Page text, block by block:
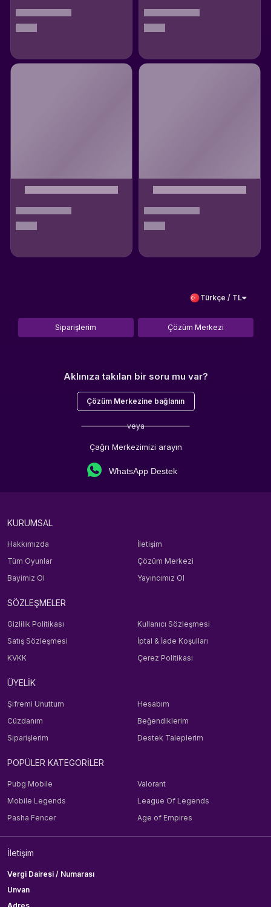
Türkçe / TL
Siparişlerim Çözüm Merkezi
Aklınıza takılan bir soru mu var?
Çözüm Merkezine bağlanın
veya
Çağrı Merkezimizi arayın
WhatsApp Destek
KURUMSAL
Hakkımızda
İletişim
Tüm Oyunlar
Çözüm Merkezi
Bayimiz Ol
Yayıncımız Ol
SÖZLEŞMELER
Gizlilik Politikası
Kullanıcı Sözleşmesi
Satış Sözleşmesi
İptal & İade Koşulları
KVKK
Çerez Politikası
ÜYELİK
Şifremi Unuttum
Hesabım
Cüzdanım
Beğendiklerim
Siparişlerim
Destek Taleplerim
POPÜLER KATEGORİLER
Pubg Mobile
Valorant
Mobile Legends
League Of Legends
Pasha Fencer
Age of Empires
İletişim
Vergi Dairesi / Numarası
Unvan